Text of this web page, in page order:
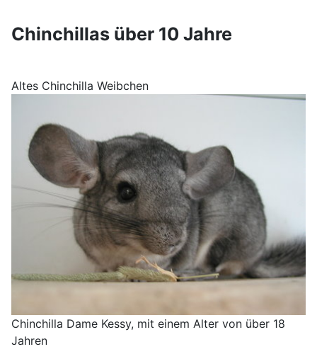
Chinchillas über 10 Jahre
Altes Chinchilla Weibchen
Chinchilla Dame Kessy, mit einem Alter von über 18
Jahren